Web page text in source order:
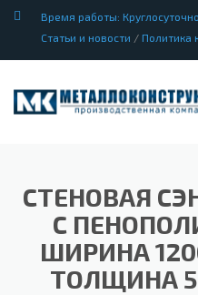
Время работы: Круглосуточно
Статьи и новости / Политика
СТЕНОВАЯ
С
ШИРИНА
ТОЛЩИНА